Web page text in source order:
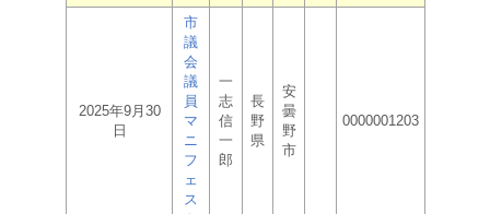
2025年9月30
日
市
議
会
議
員
マ
ニ
フ
ェ
ス
一
志
信
一
郎
長
野
県
安
曇
野
市
0000001203